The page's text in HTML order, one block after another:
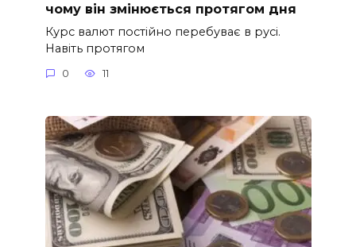
чому він змінюється протягом дня
Курс валют постійно перебуває в русі.
Навіть протягом
0 11